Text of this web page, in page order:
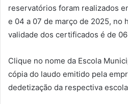
reservatórios foram realizados
e 04 a 07 de março de 2025, no
validade dos certificados é de
Clique no nome da Escola
cópia do laudo emitido pela
dedetização da respectiva